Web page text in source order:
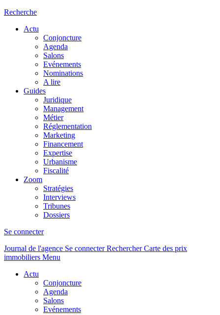
Recherche
Actu
Conjoncture
Agenda
Salons
Evénements
Nominations
A lire
Guides
Juridique
Management
Métier
Réglementation
Marketing
Financement
Expertise
Urbanisme
Fiscalité
Zoom
Stratégies
Interviews
Tribunes
Dossiers
Se connecter
Journal de l'agence Se connecterRechercher Carte des prix
immobiliers Menu
Actu
Conjoncture
Agenda
Salons
Evénements